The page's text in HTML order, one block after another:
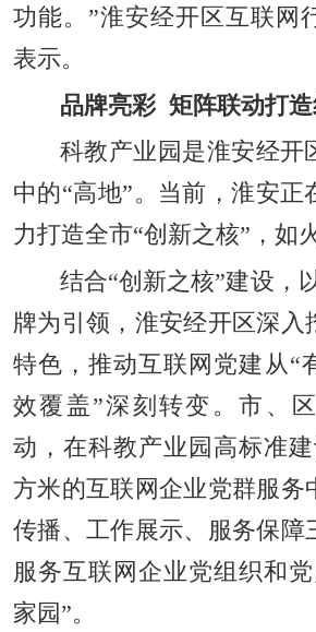
功能。”淮安经开区互联网
表示。
品牌亮彩 矩阵联动打造
科教产业园是淮安经开
中的“高地”。当前，淮安正
力打造全市“创新之核”，如
结合“创新之核”建设，
牌为引领，淮安经开区深入
特色，推动互联网党建从“
效覆盖”深刻转变。市、
动，在科教产业园高标准
方米的互联网企业党群服务
传播、工作展示、服务保障
服务互联网企业党组织和
家园”。